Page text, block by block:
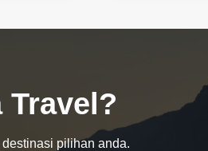
Travel?
pilihan anda.